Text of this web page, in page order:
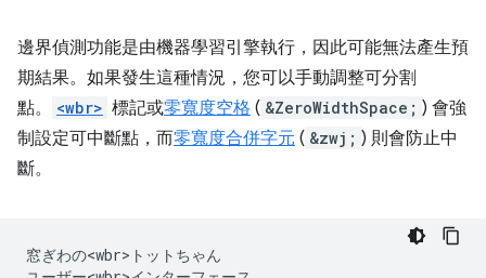
邊界偵測功能是由機器學習引擎執行，因此可能無法產生預
期結果。如果發生這種情況，您可以手動調整可分割
點。
<wbr> 標記或零寬度空格 ( &ZeroWidthSpace; ) 會強
制設定可中斷點，而零寬度合併字元 ( &zwj; ) 則會防止中
斷。
窓ぎわの<wbr>トットちゃん